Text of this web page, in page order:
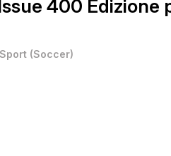
400 Edizione
Sport (Soccer)